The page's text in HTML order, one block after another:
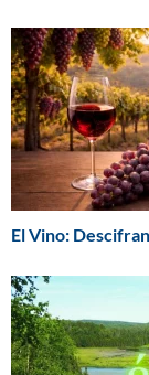
El Vino: